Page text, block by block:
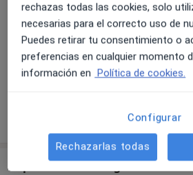
Fotocoaglación con láser en
diabética
+ 3 servicios
¿Cómo funcionan los precios?
Especialistas & aseguradoras
rechazas todas las cookies, solo
necesarias para el correcto uso de
Puedes retirar tu consentimiento o
preferencias en cualquier momento
información en Política de cookies.
Configurar
Rechazarlas todas